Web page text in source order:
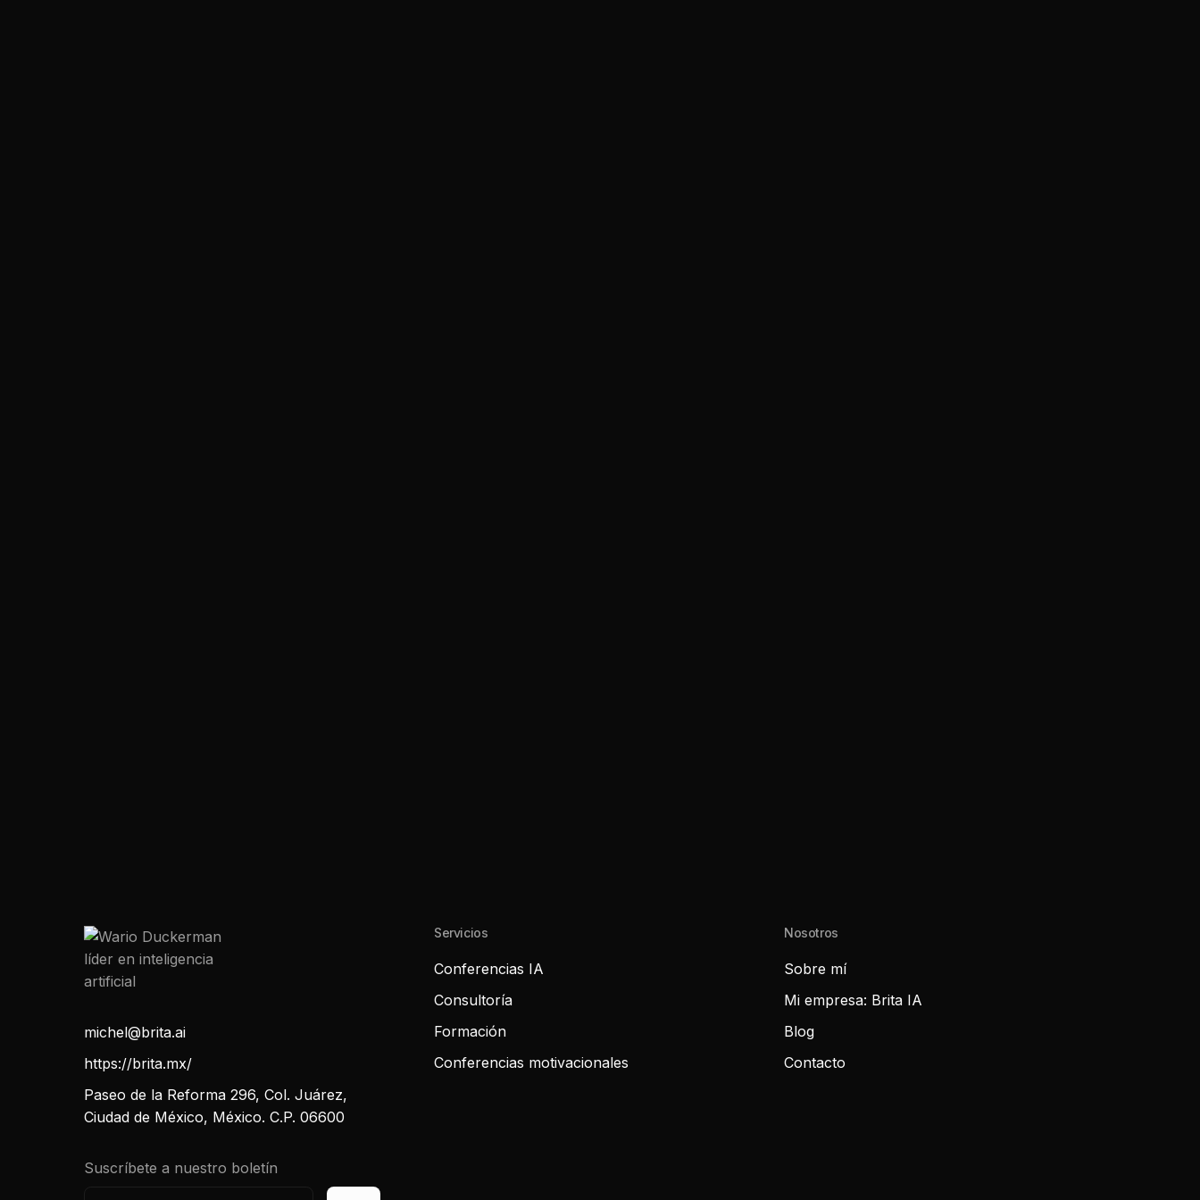
michel@brita.ai
https://brita.mx/
Paseo de la Reforma 296, Col. Juárez,
Ciudad de México, México. C.P. 06600
Suscríbete a nuestro boletín
Servicios
Conferencias IA
Consultoría
Formación
Conferencias motivacionales
Nosotros
Sobre mí
Mi empresa: Brita IA
Blog
Contacto